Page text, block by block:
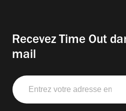
Recevez Time Out
mail
Entrez
votre
adresse